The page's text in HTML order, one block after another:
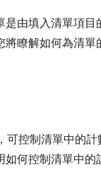
是由填入清單項目
將瞭解如何為清單
可控制清單中的
何控制清單中的